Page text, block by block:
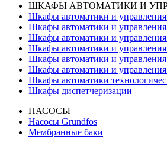
ШКАФЫ АВТОМАТИКИ И
Шкафы автоматики и управления
Шкафы автоматики и
Шкафы автоматики и
Шкафы автоматики и
Шкафы автоматики и
Шкафы автоматики и
Шкафы автоматики
Шкафы диспетчеризации
НАСОСЫ
Насосы Grundfos
Мембранные баки